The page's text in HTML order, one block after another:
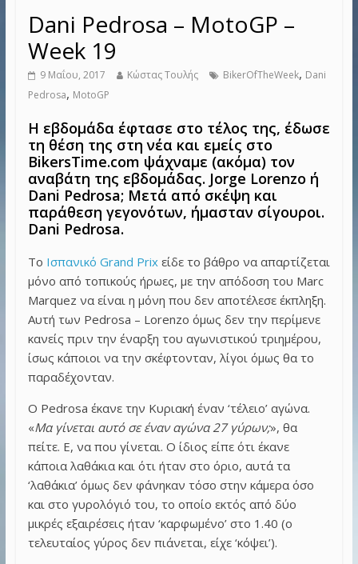
Dani Pedrosa – MotoGP –
Week 19
9 Μαΐου, 2017 Κώστας Τουλής BikerOfTheWeek, Dani
Pedrosa, MotoGP
Η εβδομάδα έφτασε στο τέλος της, έδωσε
τη θέση της στη νέα και εμείς στο
BikersTime.com ψάχναμε (ακόμα) τον
αναβάτη της εβδομάδας. Jorge Lorenzo ή
Dani Pedrosa; Μετά από σκέψη και
παράθεση γεγονότων, ήμασταν σίγουροι.
Dani Pedrosa.
Το Ισπανικό Grand Prixείδε το βάθρο να απαρτίζεται
μόνο από τοπικούς ήρωες, με την απόδοση του Marc
Marquez να είναι η μόνη που δεν αποτέλεσε έκπληξη.
Αυτή των Pedrosa – Lorenzo όμως δεν την περίμενε
κανείς πριν την έναρξη του αγωνιστικού τριημέρου,
ίσως κάποιοι να την σκέφτονταν, λίγοι όμως θα το
παραδέχονταν.
Ο Pedrosa έκανε την Κυριακή έναν ‘τέλειο’ αγώνα.
«Μα γίνεται αυτό σε έναν αγώνα 27 γύρων;», θα
πείτε. Ε, να που γίνεται. Ο ίδιος είπε ότι έκανε
κάποια λαθάκια και ότι ήταν στο όριο, αυτά τα
‘λαθάκια’ όμως δεν φάνηκαν τόσο στην κάμερα όσο
και στο γυρολόγιό του, το οποίο εκτός από δύο
μικρές εξαιρέσεις ήταν ‘καρφωμένο’ στο 1.40 (ο
τελευταίος γύρος δεν πιάνεται, είχε ‘κόψει’).